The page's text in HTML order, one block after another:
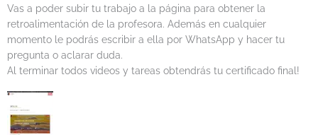
Vas a poder subir tu trabajo a la página para obtener la
retroalimentación de la profesora. Además en cualquier
momento le podrás escribir a ella por WhatsApp y hacer tu
pregunta o aclarar duda.
Al terminar todos videos y tareas obtendrás tu certificado final!